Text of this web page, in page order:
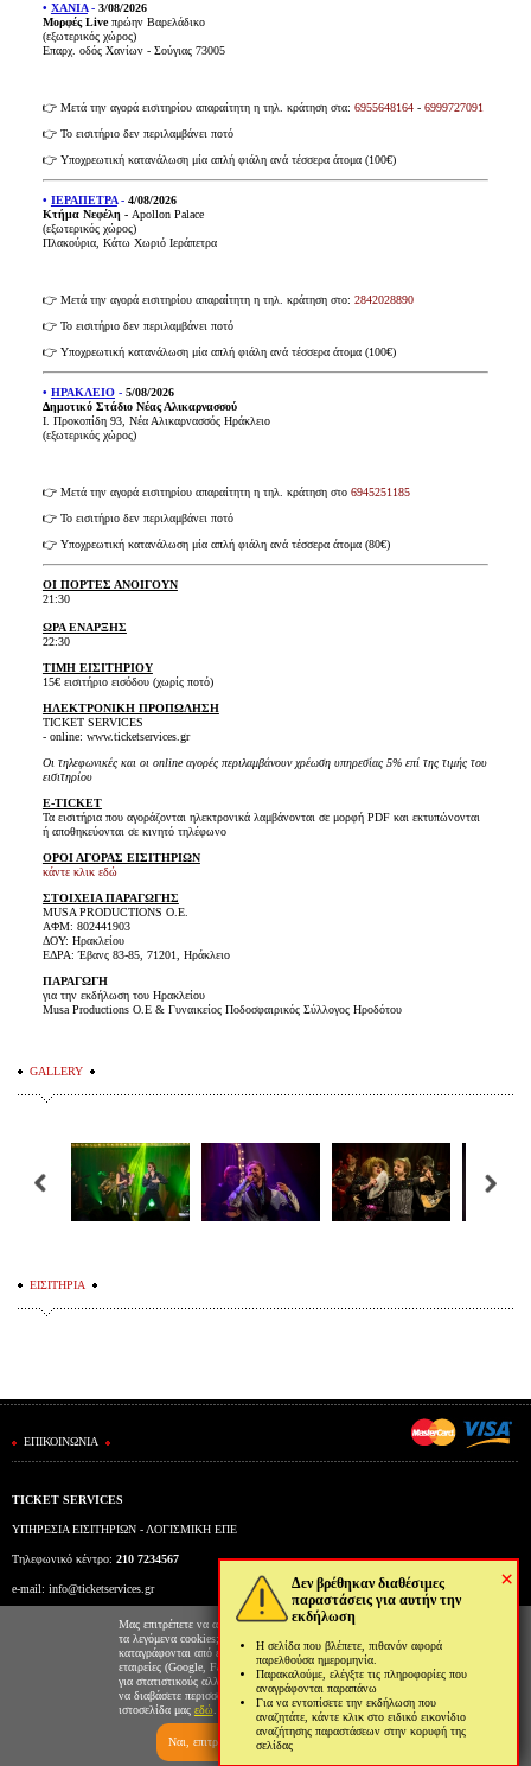
×
Δεν βρέθηκαν διαθέσιμες
παραστάσεις για αυτήν την
εκδήλωση
Η σελίδα που βλέπετε, πιθανόν αφορά
παρελθούσα ημερομηνία.
Παρακαλούμε, ελέγξτε τις πληροφορίες που
αναγράφονται παραπάνω
Για να εντοπίσετε την εκδήλωση που
αναζητάτε, κάντε κλικ στο ειδικό εικονίδιο
αναζήτησης παραστάσεων στην κορυφή της
σελίδας
• ΧΑΝΙΑ- 3/08/2026
Μορφές Liveπρώην Βαρελάδικο
(εξωτερικός χώρος)
Επαρχ. οδός Χανίων - Σούγιας 73005
👉 Μετά την αγορά εισιτηρίου απαραίτητη η τηλ. κράτηση στα: 6955648164- 6999727091
👉 Το εισιτήριο δεν περιλαμβάνει ποτό
👉 Υποχρεωτική κατανάλωση μία απλή φιάλη ανά τέσσερα άτομα (100€)
• ΙΕΡΑΠΕΤΡΑ- 4/08/2026
Κτήμα Νεφέλη - Apollon Palace
(εξωτερικός χώρος)
Πλακούρια, Κάτω Χωριό Ιεράπετρα
👉 Μετά την αγορά εισιτηρίου απαραίτητη η τηλ. κράτηση στo: 2842028890
👉 Το εισιτήριο δεν περιλαμβάνει ποτό
👉 Υποχρεωτική κατανάλωση μία απλή φιάλη ανά τέσσερα άτομα (100€)
• ΗΡΑΚΛΕΙΟ- 5/08/2026
Δημοτικό Στάδιο Νέας Αλικαρνασσού
Ι. Προκοπίδη 93, Νέα Αλικαρνασσός Ηράκλειο
(εξωτερικός χώρος)
👉 Μετά την αγορά εισιτηρίου απαραίτητη η τηλ. κράτηση στο 6945251185
👉 Το εισιτήριο δεν περιλαμβάνει ποτό
👉 Υποχρεωτική κατανάλωση μία απλή φιάλη ανά τέσσερα άτομα (80€)
ΟΙ ΠΟΡΤΕΣ ΑΝΟΙΓΟΥΝ
21:30
ΩΡΑ ΕΝΑΡΞΗΣ
22:30
ΤΙΜΗ ΕΙΣΙΤΗΡΙΟΥ
15€ εισιτήριο εισόδου (χωρίς ποτό)
ΗΛΕΚΤΡΟΝΙΚΗ ΠΡΟΠΩΛΗΣΗ
TICKET SERVICES
- online: www.ticketservices.gr
Οι τηλεφωνικές και οι online αγορές περιλαμβάνουν χρέωση υπηρεσίας 5% επί της τιμής του
εισιτηρίου
E-TICKET
Τα εισιτήρια που αγοράζονται ηλεκτρονικά λαμβάνονται σε μορφή PDF και εκτυπώνονται
ή αποθηκεύονται σε κινητό τηλέφωνο
ΟΡΟΙ ΑΓΟΡΑΣ ΕΙΣΙΤΗΡΙΩΝ
κάντε κλικ εδώ
ΣΤΟΙΧΕΙΑ ΠΑΡΑΓΩΓΗΣ
MUSA PRODUCTIONS Ο.Ε.
ΑΦΜ: 802441903
ΔΟΥ: Ηρακλείου
ΕΔΡΑ: Έβανς 83-85, 71201, Ηράκλειο
ΠΑΡΑΓΩΓΗ
για την εκδήλωση του Ηρακλείου
Musa Productions O.E & Γυναικείος Ποδοσφαιρικός Σύλλογος Ηροδότου
GALLERY
ΕΙΣΙΤΗΡΙΑ
ΕΠΙΚΟΙΝΩΝΙΑ
TICKET SERVICES
ΥΠΗΡΕΣΙΑ ΕΙΣΙΤΗΡΙΩΝ - ΛΟΓΙΣΜΙΚΗ ΕΠΕ
Τηλεφωνικό κέντρο: 210 7234567
e-mail: info@ticketservices.gr
Εκδοτήριο: Πανεπιστημίου 39 (Στοά Πεσμαζόγλου), Αθήνα
Ώρες λειτουργίας εκδοτηρίου: Δευ-Παρ: 9πμ-5μμ
Μας επιτρέπετε να αποθηκεύουμε στον φυλλομετρητή σας
τα λεγόμενα cookies; Με αυτόν τον τρόπο θα
καταγράφονται από εμάς και τρίτες συνεργαζόμενες
εταιρείες (Google, Facebook κτλ) στοιχεία επισκεψιμότητας
για στατιστικούς αλλά και διαφημιστικούς λόγους. Μπορείτε
να διαβάσετε περισσότερα για την χρήση cookies από την
ιστοσελίδα μας εδώ
Ναι, επιτρέπω Όχι, δεν επιτρέπω